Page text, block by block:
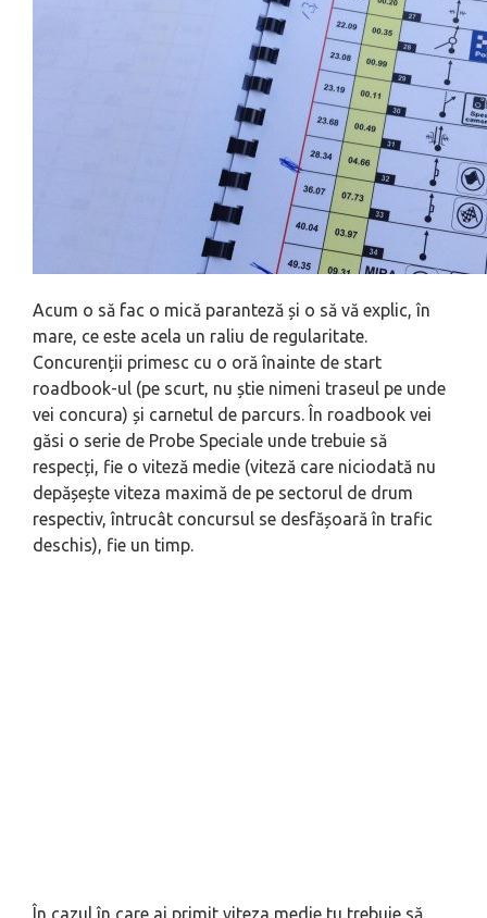
Acum o să fac o mică paranteză și o să vă explic, în
mare, ce este acela un raliu de regularitate.
Concurenții primesc cu o oră înainte de start
roadbook-ul (pe scurt, nu știe nimeni traseul pe unde
vei concura) și carnetul de parcurs. În roadbook vei
găsi o serie de Probe Speciale unde trebuie să
respecți, fie o viteză medie (viteză care niciodată nu
depășește viteza maximă de pe sectorul de drum
respectiv, întrucât concursul se desfășoară în trafic
deschis), fie un timp.